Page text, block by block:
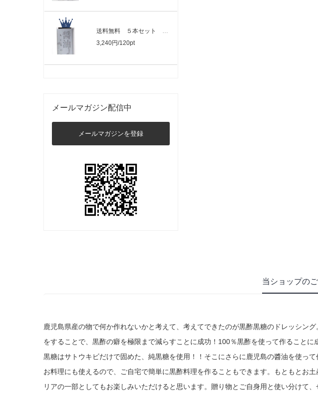
送料無料 ５本セット クロノス（醬油）..
3,240円/120pt
メールマガジン配信中
メールマガジンを登録
当ショップの
鹿児島県産の物で何か作れないかと考えて、考えてできたのが黒酢黒糖のドレッシ
をすることで、黒酢の癖を極限まで減らすことに成功！100％黒酢を使って作ることに
黒糖はサトウキビだけで固めた、純黒糖を使用！！そこにさらに鹿児島の醬油を使って
お料理にも使えるので、ご自宅で簡単に黒酢料理を作ることもできます。もともとお
リアの一部としてもお楽しみいただけると思います。贈り物とご自身用と使い分けて